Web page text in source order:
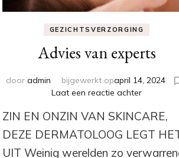
GEZICHTSVERZORGING
Advies van experts
dooradmin bijgewerkt opapril 14, 2024
Laat een reactie achterop
van
experts
ZIN EN ONZIN VAN SKINCARE,
DEZE DERMATOLOOG LEGT
UIT Weinig werelden zo